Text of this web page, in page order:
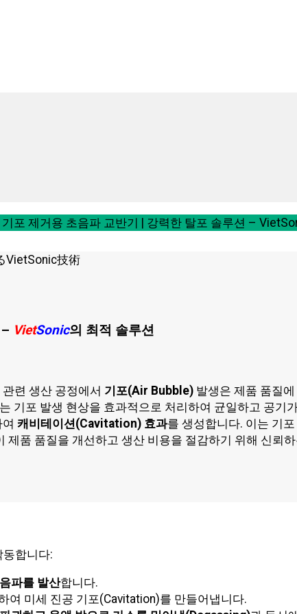
기포 제거용 초음파 교반기 | 강력한 탈포 솔루션 –
VietSonic의 최적 솔루션
련 생산 공정에서 기포(Air Bubble) 발생은 제품 품질
는 기포 발생 현상을 효과적으로 처리하여 균일하고 공기
캐비테이션(Cavitation) 효과를 생성합니다. 이는 기
제품 품질을 개선하고 생산 비용을 절감하기 위해 신뢰
합니다:
파를 발산합니다.
여 미세 진공 기포(Cavitation)를 만들어냅니다.